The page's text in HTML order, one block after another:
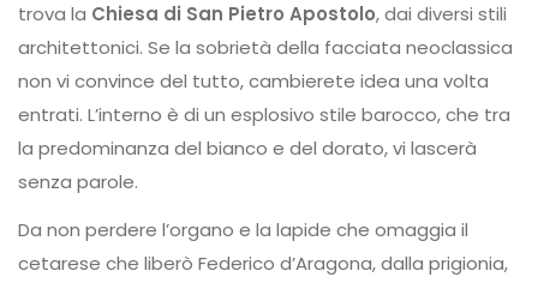
trova la Chiesa di San Pietro Apostolo, dai diversi stili
architettonici. Se la sobrietà della facciata neoclassica
non vi convince del tutto, cambierete idea una volta
entrati. L’interno è di un esplosivo stile barocco, che tra
la predominanza del bianco e del dorato, vi lascerà
senza parole.
Da non perdere l’organo e la lapide che omaggia il
cetarese che liberò Federico d’Aragona, dalla prigionia,